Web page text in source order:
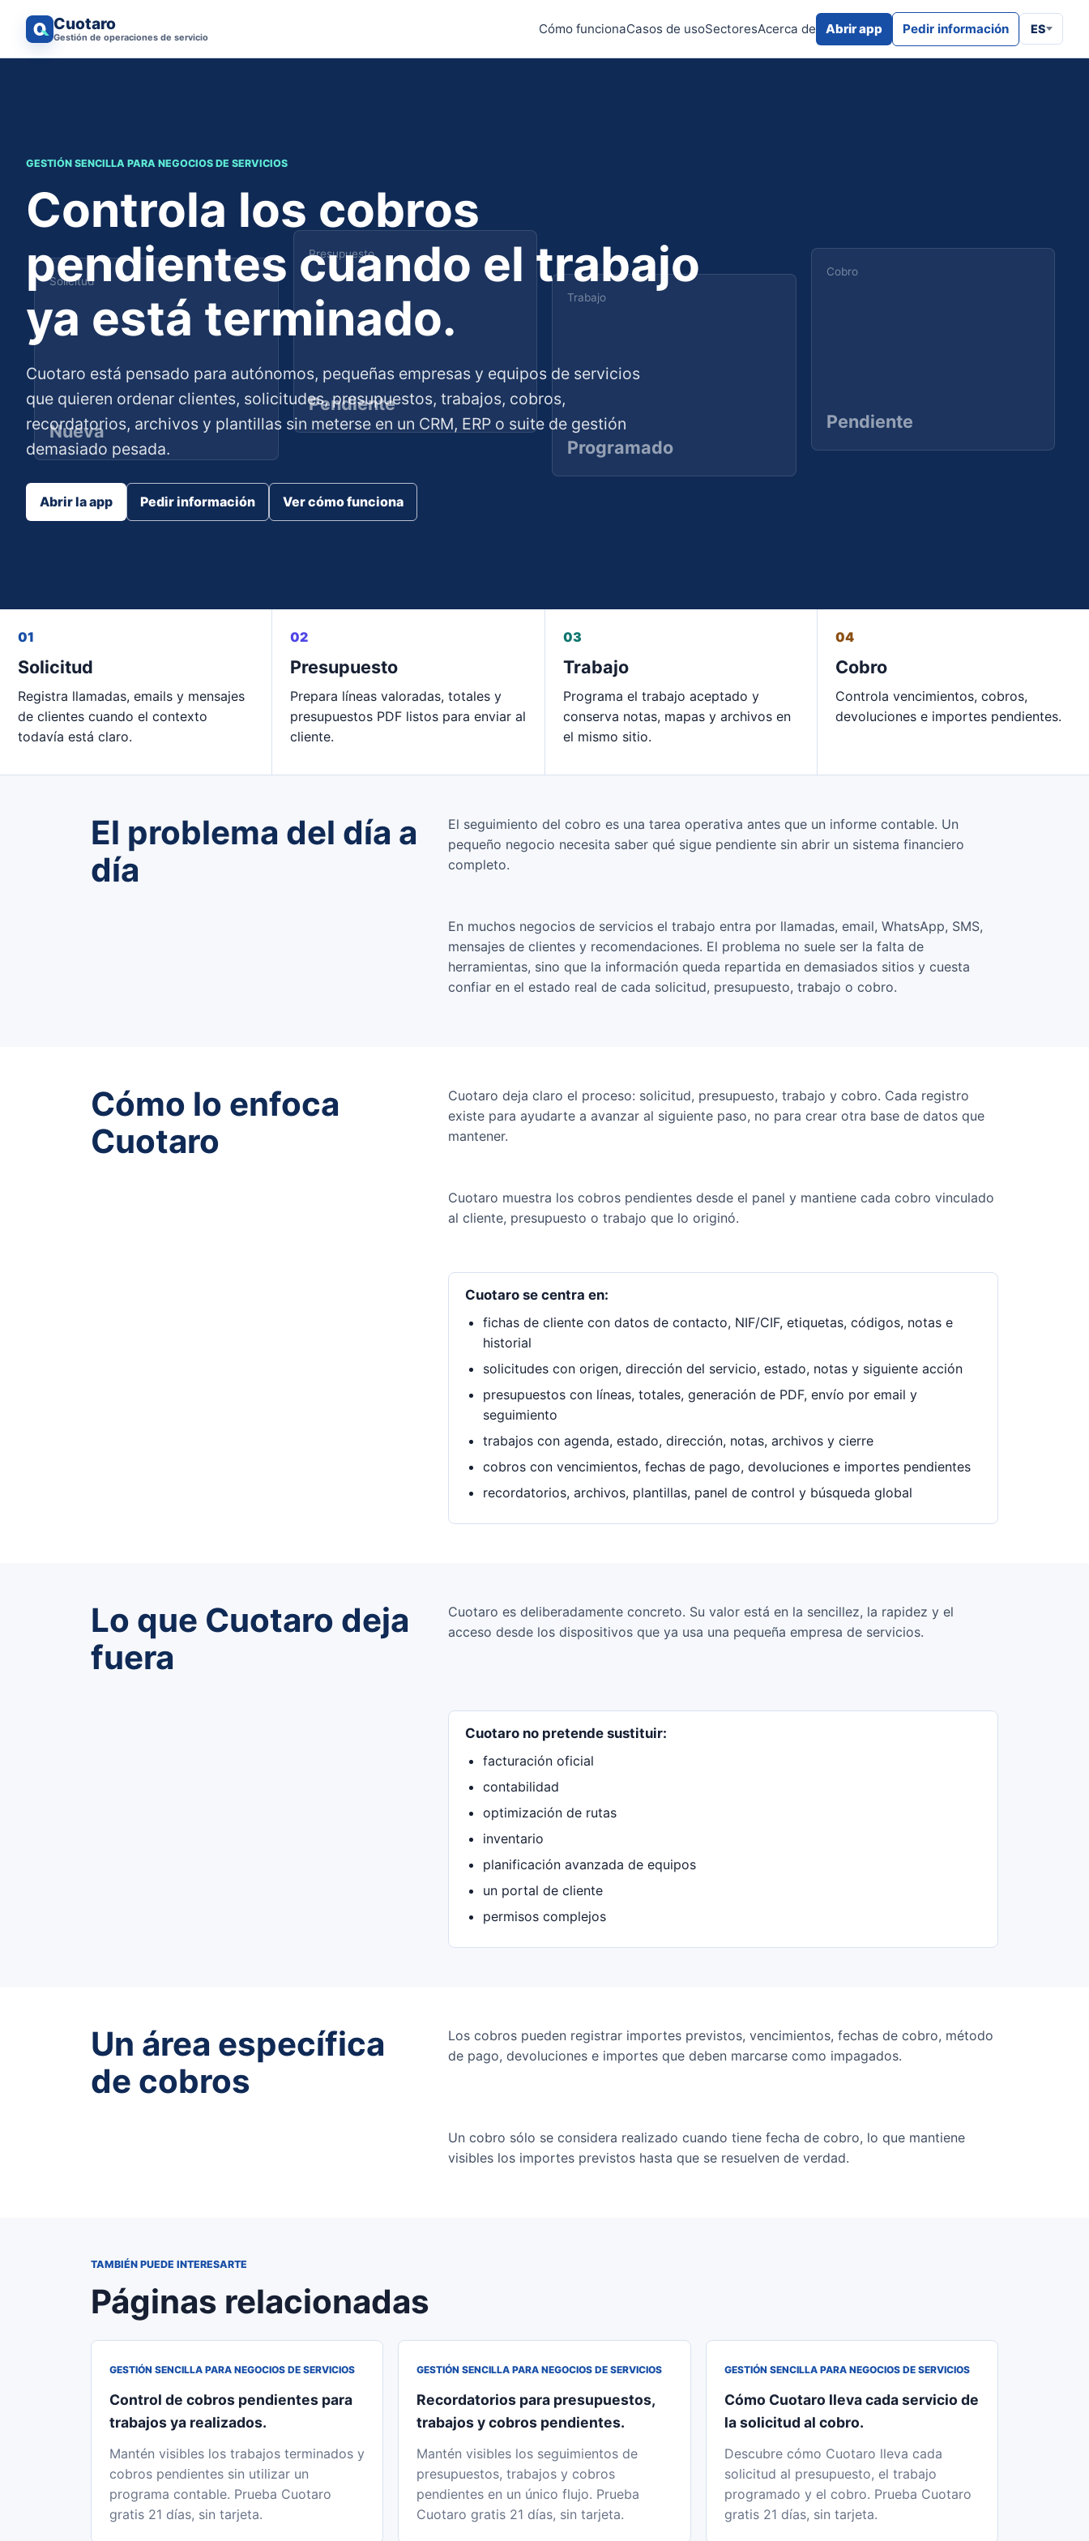
Cuotaro
Gestión de operaciones de servicio
Cómo funcionaCasos de usoSectoresAcerca de Abrir app Pedir información ES
Solicitud
Nueva
Presupuesto
Pendiente
Trabajo
Programado
Cobro
Pendiente
GESTIÓN SENCILLA PARA NEGOCIOS DE SERVICIOS
Controla los cobros
pendientes cuando el trabajo
ya está terminado.
Cuotaro está pensado para autónomos, pequeñas empresas y equipos de servicios
que quieren ordenar clientes, solicitudes, presupuestos, trabajos, cobros,
recordatorios, archivos y plantillas sin meterse en un CRM, ERP o suite de gestión
demasiado pesada.
Abrir la app Pedir información Ver cómo funciona
01
Solicitud
Registra llamadas, emails y mensajes
de clientes cuando el contexto
todavía está claro.
02
Presupuesto
Prepara líneas valoradas, totales y
presupuestos PDF listos para enviar al
cliente.
03
Trabajo
Programa el trabajo aceptado y
conserva notas, mapas y archivos en
el mismo sitio.
04
Cobro
Controla vencimientos, cobros,
devoluciones e importes pendientes.
El problema del día a
día
El seguimiento del cobro es una tarea operativa antes que un informe contable. Un
pequeño negocio necesita saber qué sigue pendiente sin abrir un sistema financiero
completo.
En muchos negocios de servicios el trabajo entra por llamadas, email, WhatsApp, SMS,
mensajes de clientes y recomendaciones. El problema no suele ser la falta de
herramientas, sino que la información queda repartida en demasiados sitios y cuesta
confiar en el estado real de cada solicitud, presupuesto, trabajo o cobro.
Cómo lo enfoca
Cuotaro
Cuotaro deja claro el proceso: solicitud, presupuesto, trabajo y cobro. Cada registro
existe para ayudarte a avanzar al siguiente paso, no para crear otra base de datos que
mantener.
Cuotaro muestra los cobros pendientes desde el panel y mantiene cada cobro vinculado
al cliente, presupuesto o trabajo que lo originó.
Cuotaro se centra en:
fichas de cliente con datos de contacto, NIF/CIF, etiquetas, códigos, notas e
historial
solicitudes con origen, dirección del servicio, estado, notas y siguiente acción
presupuestos con líneas, totales, generación de PDF, envío por email y
seguimiento
trabajos con agenda, estado, dirección, notas, archivos y cierre
cobros con vencimientos, fechas de pago, devoluciones e importes pendientes
recordatorios, archivos, plantillas, panel de control y búsqueda global
Lo que Cuotaro deja
fuera
Cuotaro es deliberadamente concreto. Su valor está en la sencillez, la rapidez y el
acceso desde los dispositivos que ya usa una pequeña empresa de servicios.
Cuotaro no pretende sustituir:
facturación oficial
contabilidad
optimización de rutas
inventario
planificación avanzada de equipos
un portal de cliente
permisos complejos
Un área específica
de cobros
Los cobros pueden registrar importes previstos, vencimientos, fechas de cobro, método
de pago, devoluciones e importes que deben marcarse como impagados.
Un cobro sólo se considera realizado cuando tiene fecha de cobro, lo que mantiene
visibles los importes previstos hasta que se resuelven de verdad.
TAMBIÉN PUEDE INTERESARTE
Páginas relacionadas
GESTIÓN SENCILLA PARA NEGOCIOS DE SERVICIOS
Control de cobros pendientes para
trabajos ya realizados.
Mantén visibles los trabajos terminados y
cobros pendientes sin utilizar un
programa contable. Prueba Cuotaro
gratis 21 días, sin tarjeta.
GESTIÓN SENCILLA PARA NEGOCIOS DE SERVICIOS
Recordatorios para presupuestos,
trabajos y cobros pendientes.
Mantén visibles los seguimientos de
presupuestos, trabajos y cobros
pendientes en un único flujo. Prueba
Cuotaro gratis 21 días, sin tarjeta.
GESTIÓN SENCILLA PARA NEGOCIOS DE SERVICIOS
Cómo Cuotaro lleva cada servicio de
la solicitud al cobro.
Descubre cómo Cuotaro lleva cada
solicitud al presupuesto, el trabajo
programado y el cobro. Prueba Cuotaro
gratis 21 días, sin tarjeta.